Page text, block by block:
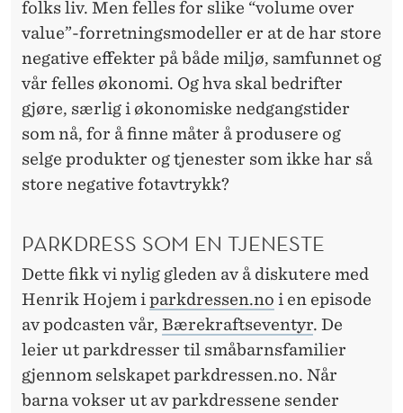
folks liv. Men felles for slike “volume over
value”-forretningsmodeller er at de har store
negative effekter på både miljø, samfunnet og
vår felles økonomi. Og hva skal bedrifter
gjøre, særlig i økonomiske nedgangstider
som nå, for å finne måter å produsere og
selge produkter og tjenester som ikke har så
store negative fotavtrykk?
PARKDRESS SOM EN TJENESTE
Dette fikk vi nylig gleden av å diskutere med
Henrik Hojem iparkdressen.no i en episode
av podcasten vår, Bærekraftseventyr. De
leier ut parkdresser til småbarnsfamilier
gjennom selskapet parkdressen.no. Når
barna vokser ut av parkdressene sender